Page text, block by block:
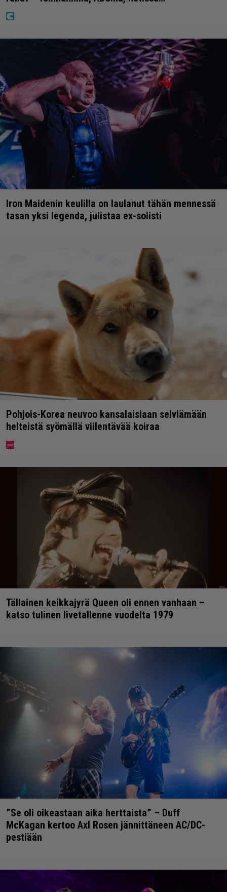
Iron Maidenin keulilla on laulanut tähän mennessä
tasan yksi legenda, julistaa ex-solisti
Pohjois-Korea neuvoo kansalaisiaan selviämään
helteistä syömällä viilentävää koiraa
Tällainen keikkajyrä Queen oli ennen vanhaan –
katso tulinen livetallenne vuodelta 1979
”Se oli oikeastaan aika herttaista” – Duff
McKagan kertoo Axl Rosen jännittäneen AC/DC-
pestiään